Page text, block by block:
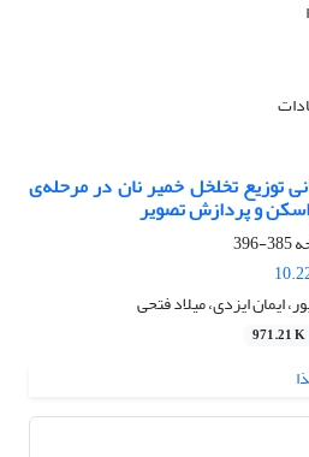
توزیع تخلخل خمیر نان در مرحله‌ی
و پردازش تصویر
385-396
ایمان ایزدی، میلاد فتحی
971.21 K